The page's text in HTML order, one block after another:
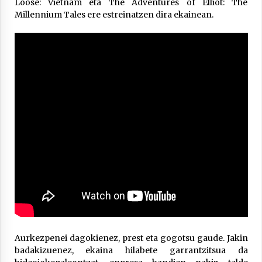
EHZtik
2021/07/01
Loose: Vietnam eta The Adventures of Elliot: The
Millennium Tales ere estreinatzen dira ekainean.
Aurkezpenei dagokienez, prest eta gogotsu gaude. Jakin
badakizuenez, ekaina hilabete garrantzitsua da